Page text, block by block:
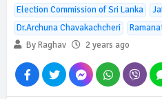
Election Commission of Sri Lanka
Dr.Archuna Chavakachcheri
By Raghav
2 years ago